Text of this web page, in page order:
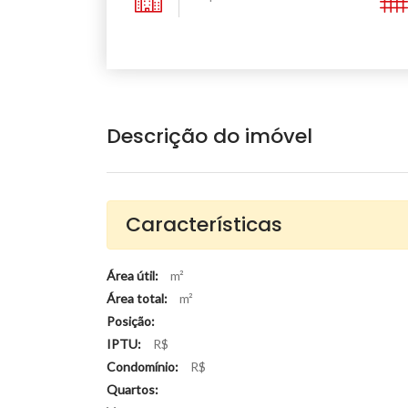
Descrição do imóvel
Características
Área útil:
m²
Área total:
m²
Posição:
IPTU:
R$
Condomínio:
R$
Quartos: